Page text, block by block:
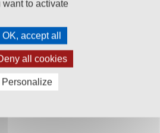
gibt Thai-Curries und allen
want to activate
OK, accept all
all cookies
Personalize